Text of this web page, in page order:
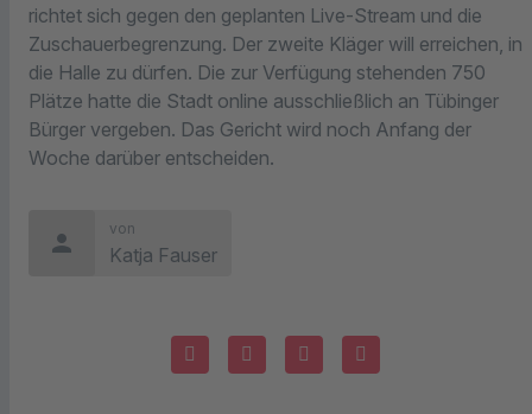
richtet sich gegen den geplanten Live-Stream und die
Zuschauerbegrenzung. Der zweite Kläger will erreichen, in
die Halle zu dürfen. Die zur Verfügung stehenden 750
Plätze hatte die Stadt online ausschließlich an Tübinger
Bürger vergeben. Das Gericht wird noch Anfang der
Woche darüber entscheiden.
person
von
Katja Fauser